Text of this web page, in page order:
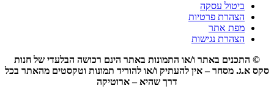
ביטול עסקה
הצהרת פרטיות
מפת אתר
הצהרת נגישות
© התכנים באתר ו/או התמונות באתר הינם רכושה הבלעדי של חנות
סקס א.ג. מסחר – אין להעתיק ו/או להוריד תמונות וטקסטים מהאתר בכל
דרך שהיא – ארוטיקה